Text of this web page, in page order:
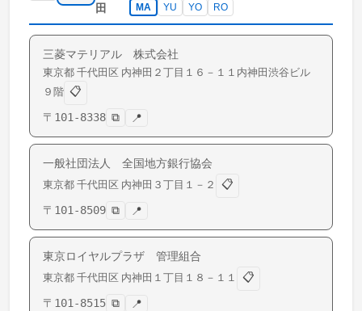
田
MA
YU YO RO
三菱マテリアル 株式会社
東京都 千代田区 内神田 ２丁目１６－１１内神田渋谷ビル
９階 📋
〒 101-8338 ⧉ 📍
一般社団法人 全国地方銀行協会
東京都 千代田区 内神田 ３丁目１－２
📋
〒 101-8509 ⧉ 📍
東京ロイヤルプラザ 管理組合
東京都 千代田区 内神田 １丁目１８－１１
📋
〒 101-8515 ⧉ 📍